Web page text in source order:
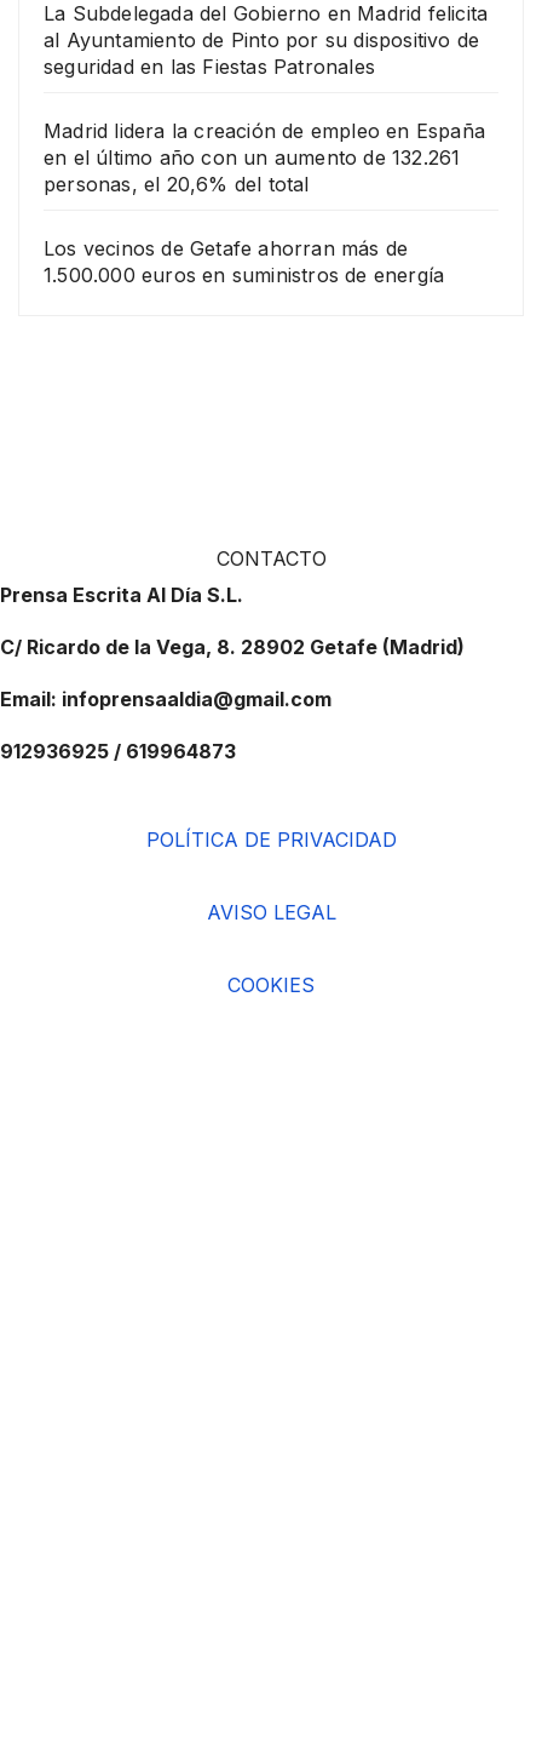
La Subdelegada del Gobierno en Madrid felicita
al Ayuntamiento de Pinto por su dispositivo de
seguridad en las Fiestas Patronales
Madrid lidera la creación de empleo en España
en el último año con un aumento de 132.261
personas, el 20,6% del total
Los vecinos de Getafe ahorran más de
1.500.000 euros en suministros de energía
CONTACTO
Prensa Escrita Al Día S.L.
C/ Ricardo de la Vega, 8. 28902 Getafe (Madrid)
Email: infoprensaaldia@gmail.com
912936925 / 619964873
POLÍTICA DE PRIVACIDAD
AVISO LEGAL
COOKIES